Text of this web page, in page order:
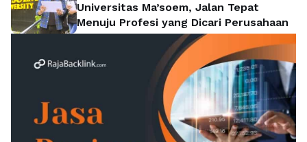
Universitas Ma’soem, Jalan Tepat
Menuju Profesi yang Dicari Perusahaan